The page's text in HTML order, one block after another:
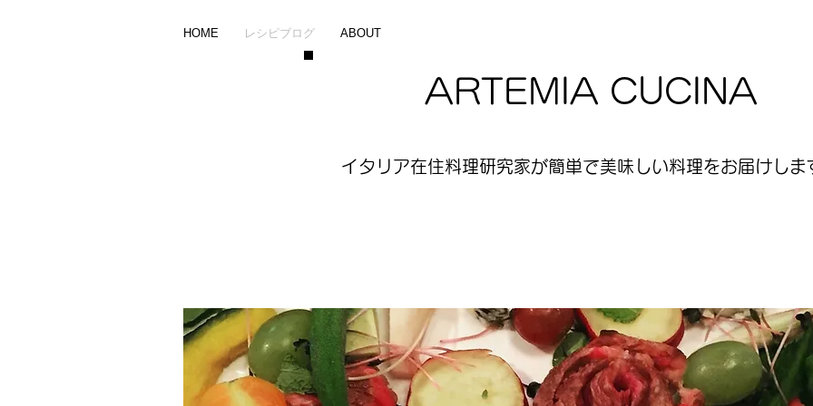
HOME レシピブログ ABOUT
ARTEMIA CUCINA
イタリア在住料理研究家が簡単で美味しい料理をお届けしま